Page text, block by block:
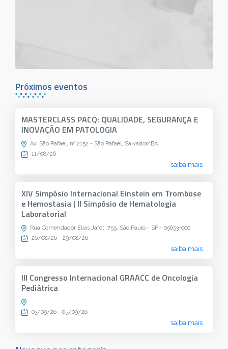
Próximos eventos
MASTERCLASS PACQ: QUALIDADE, SEGURANÇA E
INOVAÇÃO EM PATOLOGIA
Av. São Rafael, nº 2152 - São Rafael, Salvador/BA
11/08/26
saiba mais
XIV Simpósio Internacional Einstein em Trombose
e Hemostasia | II Simpósio de Hematologia
Laboratorial
Rua Comendador Elias Jafet, 755, São Paulo - SP - 05653-000
26/08/26 - 29/08/26
saiba mais
III Congresso Internacional GRAACC de Oncologia
Pediátrica
03/09/26 - 05/09/26
saiba mais